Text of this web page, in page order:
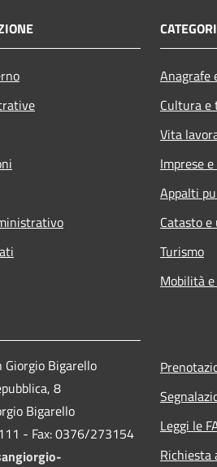
Anagrafe
Cultura e
Vita
Imprese
Appalti
Catasto
Turismo
Mobilità
Giorgio Bigarello
8
Bigarello
- Fax: 0376/273154
Leggi le
Richiesta